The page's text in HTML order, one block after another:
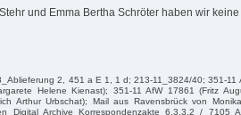
und Emma Bertha Schröter haben wir
2, 451 a E 1, 1 d; 213-11_3824/40; 351-11
Helene Kienast); 351-11 AfW 17861 (Fritz
Arthur Urbschat); Mail aus Ravensbrück von
Digital Archive Korrespondenzakte 6.3.3.2 / 7105